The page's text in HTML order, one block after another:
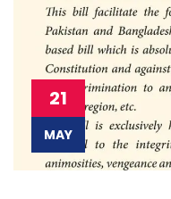
21
MAY